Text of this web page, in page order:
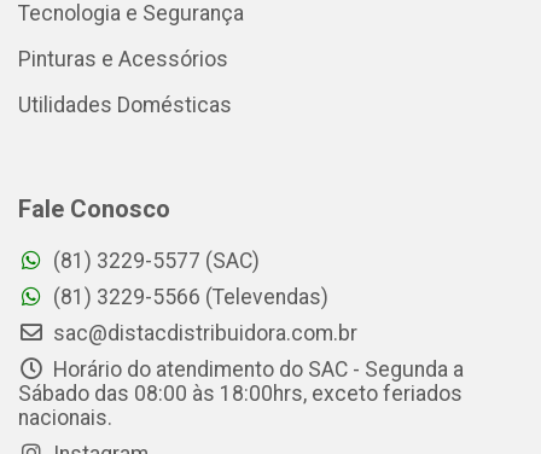
Tecnologia e Segurança
Pinturas e Acessórios
Utilidades Domésticas
Fale Conosco
(81) 3229-5577 (SAC)
(81) 3229-5566 (Televendas)
sac@distacdistribuidora.com.br
Horário do atendimento do SAC - Segunda a
Sábado das 08:00 às 18:00hrs, exceto feriados
nacionais.